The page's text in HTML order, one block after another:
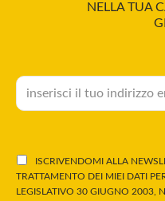
NELLA TUA
ISCRIVENDOMI ALLA
TRATTAMENTO DEI MIEI DATI
LEGISLATIVO 30 GIUGNO 2003,